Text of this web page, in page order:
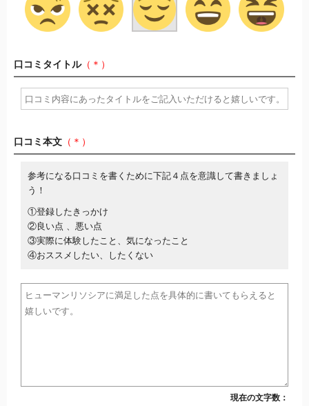
口コミタイトル（＊）
口コミ本文 （＊）
参考になる口コミを書くために下記４点を意識して書きましょ
う！
①登録したきっかけ
②良い点 、悪い点
③実際に体験したこと、気になったこと
④おススメしたい、したくない
現在の文字数：